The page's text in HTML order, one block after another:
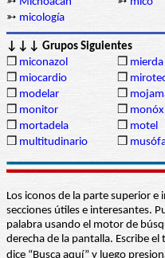
➳ micología
↓↓↓ Grupos Siguientes
❒ miconazol ❒ mierda
❒ miocardio ❒
❒ modelar ❒
❒ monitor ❒
❒ mortadela ❒ motel
❒ multitudinario ❒
Los iconos de la parte superior
secciones útiles e interesantes.
palabra usando el motor de
derecha de la pantalla. Escribe
dice “Busca aquí” y luego